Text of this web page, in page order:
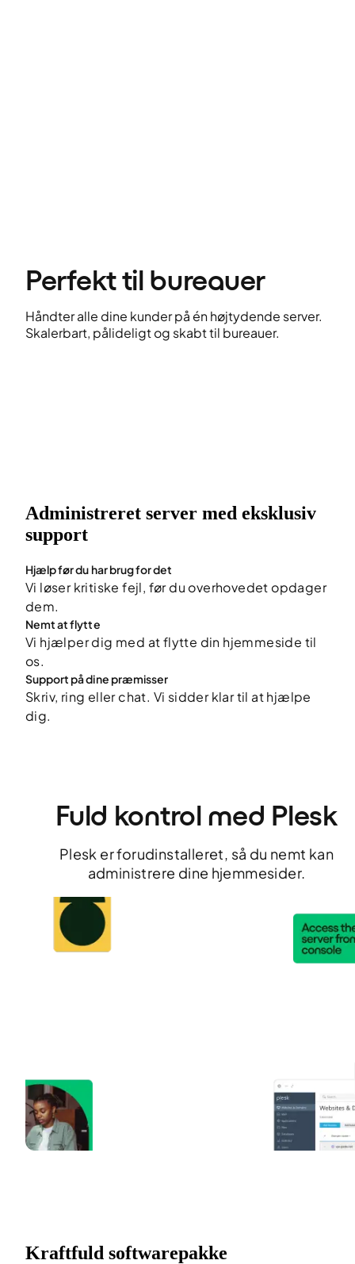
Perfekt til bureauer
Håndter alle dine kunder på én højtydende server.
Skalerbart, pålideligt og skabt til bureauer.
Administreret server med eksklusiv
support
Hjælp før du har brug for det
Vi løser kritiske fejl, før du overhovedet opdager
dem.
Nemt at flytte
Vi hjælper dig med at flytte din hjemmeside til
os.
Support på dine præmisser
Skriv, ring eller chat. Vi sidder klar til at hjælpe
dig.
Fuld kontrol med Plesk
Plesk er forudinstalleret, så du nemt kan
administrere dine hjemmesider.
Kraftfuld softwarepakke